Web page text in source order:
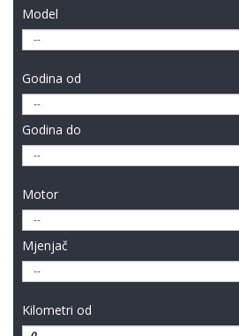
Model
Godina od
Godina do
Motor
Mjenjač
Kilometri od